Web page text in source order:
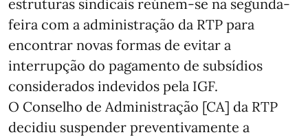
estruturas sindicais reúnem-se na segunda-
feira com a administração da RTP para
encontrar novas formas de evitar a
interrupção do pagamento de subsídios
considerados indevidos pela IGF.
O Conselho de Administração [CA] da RTP
decidiu suspender preventivamente a